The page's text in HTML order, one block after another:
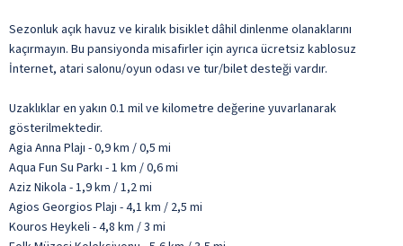
Sezonluk açık havuz ve kiralık bisiklet dâhil dinlenme olanaklarını
kaçırmayın. Bu pansiyonda misafirler için ayrıca ücretsiz kablosuz
İnternet, atari salonu/oyun odası ve tur/bilet desteği vardır.
Uzaklıklar en yakın 0.1 mil ve kilometre değerine yuvarlanarak
gösterilmektedir.
Agia Anna Plajı - 0,9 km / 0,5 mi
Aqua Fun Su Parkı - 1 km / 0,6 mi
Aziz Nikola - 1,9 km / 1,2 mi
Agios Georgios Plajı - 4,1 km / 2,5 mi
Kouros Heykeli - 4,8 km / 3 mi